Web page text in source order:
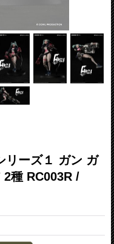
リーズ１ ガン ガ
2種 RC003R /